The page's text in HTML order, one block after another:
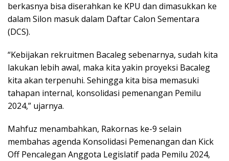
berkasnya bisa diserahkan ke KPU dan dimasukkan ke
dalam Silon masuk dalam Daftar Calon Sementara
(DCS).
“Kebijakan rekruitmen Bacaleg sebenarnya, sudah kita
lakukan lebih awal, maka kita yakin proyeksi Bacaleg
kita akan terpenuhi. Sehingga kita bisa memasuki
tahapan internal, konsolidasi pemenangan Pemilu
2024,” ujarnya.
Mahfuz menambahkan, Rakornas ke-9 selain
membahas agenda Konsolidasi Pemenangan dan Kick
Off Pencalegan Anggota Legislatif pada Pemilu 2024,